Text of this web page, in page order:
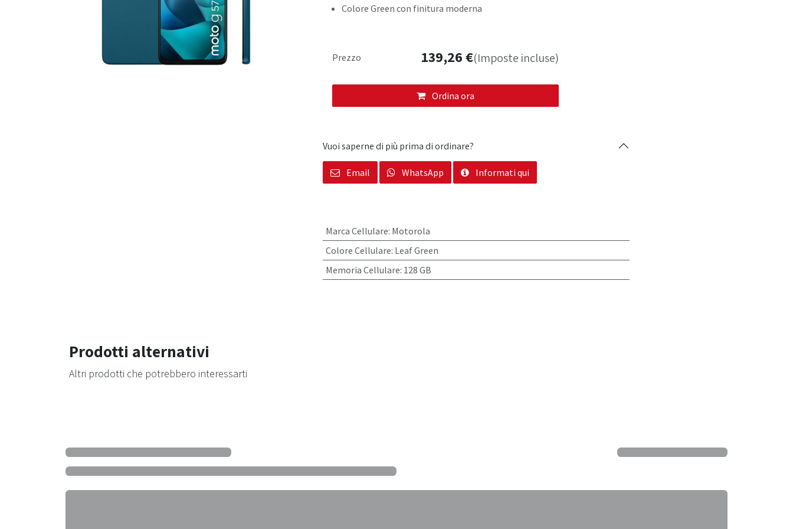
Colore Green con finitura moderna
Ordina ora
Prezzo 139,26€(Imposte incluse)
Vuoi saperne di più prima di ordinare?
Email WhatsApp Informati qui
Marca Cellulare: Motorola
Colore Cellulare: Leaf Green
Memoria Cellulare: 128 GB
Prodotti alternativi
Altri prodotti che potrebbero interessarti